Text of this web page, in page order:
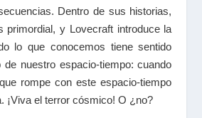
Dentro de sus historias,
primordial, y Lovecraft introduce la
lo que conocemos tiene sentido
de nuestro espacio-tiempo: cuando
rompe con este espacio-tiempo
¡Viva el terror cósmico! O ¿no?